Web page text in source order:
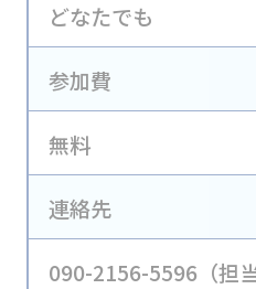
どなたでも
参加費
無料
連絡先
090-2156-5596（担